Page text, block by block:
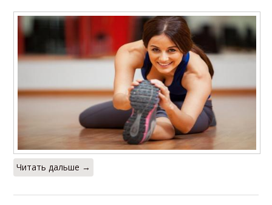
Читать дальше →